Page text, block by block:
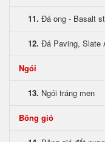
11. Đá ong - Basalt
12. Đá Paving, Slate
Ngói
13. Ngói tráng men
Bông gió